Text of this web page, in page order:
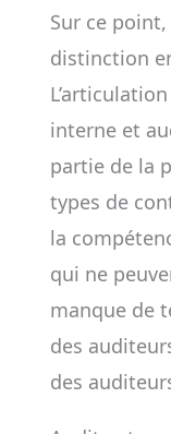
Sur ce
distinction
interne et
partie de la
types de
la
qui ne
manque de
des
des